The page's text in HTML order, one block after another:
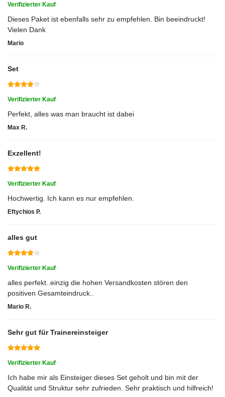
Verifizierter Kauf
Dieses Paket ist ebenfalls sehr zu empfehlen. Bin beeindruckt!
Vielen Dank
Mario
Set
Verifizierter Kauf
Perfekt, alles was man braucht ist dabei
Max R.
Exzellent!
Verifizierter Kauf
Hochwertig. Ich kann es nur empfehlen.
Eftychios P.
alles gut
Verifizierter Kauf
alles perfekt..einzig die hohen Versandkosten stören den
positiven Gesamteindruck..
Mario R.
Sehr gut für Trainereinsteiger
Verifizierter Kauf
Ich habe mir als Einsteiger dieses Set geholt und bin mit der
Qualität und Struktur sehr zufrieden. Sehr praktisch und hilfreich!